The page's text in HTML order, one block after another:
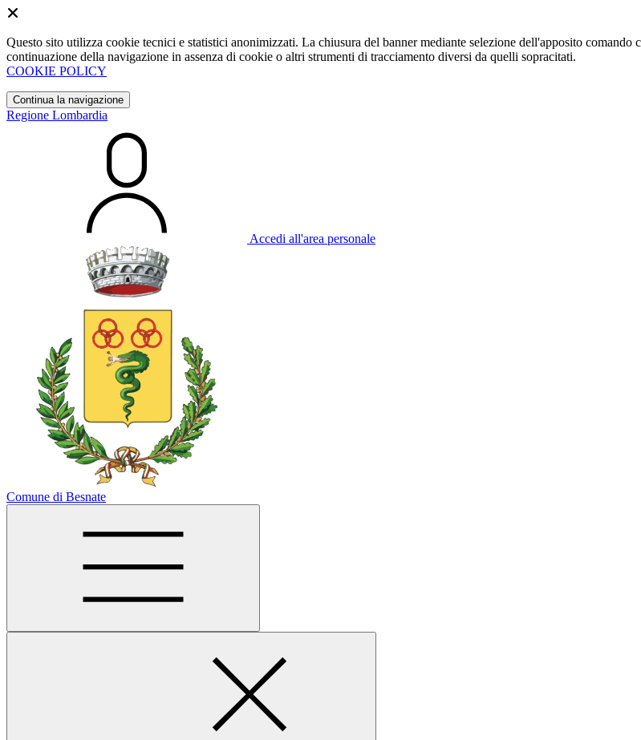
Questo sito utilizza cookie tecnici e statistici anonimizzati. La chiusura del banner mediante selezione dell'apposito
continuazione della navigazione in assenza di cookie o altri strumenti di tracciamento diversi da quelli sopracitati.
COOKIE POLICY
Continua la navigazione
Regione Lombardia
Accedi all'area personale
Comune di Besnate